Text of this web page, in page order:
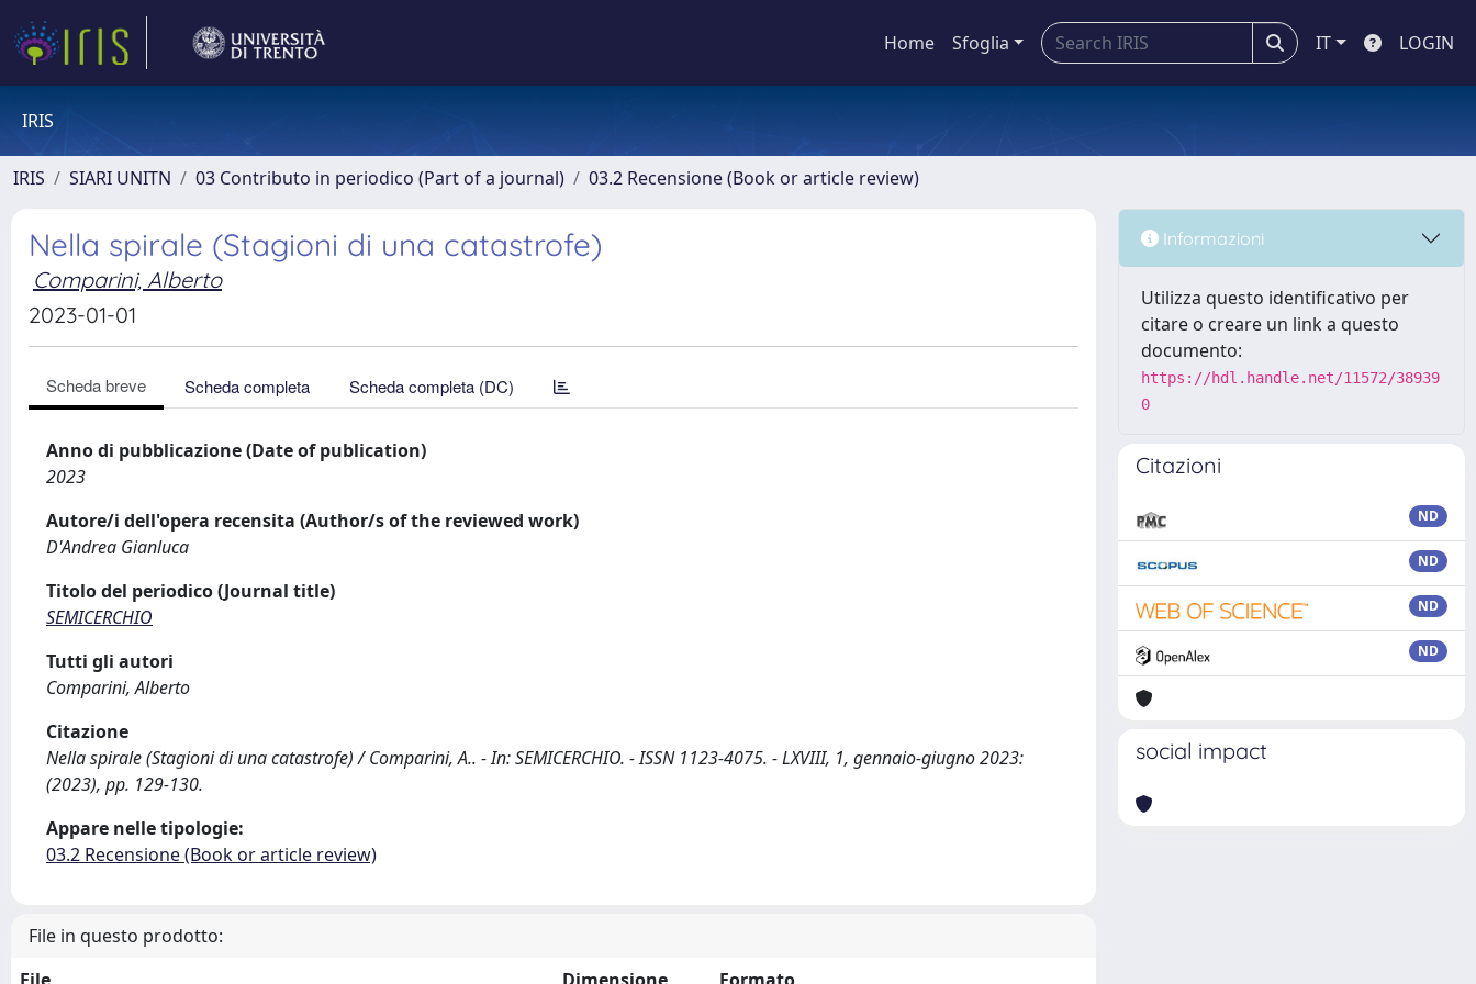
Home Sfoglia IT LOGIN
IRIS
IRIS SIARI UNITN 03 Contributo in periodico (Part of a journal) 03.2 Recensione (Book or article review)
Nella spirale (Stagioni di una catastrofe)
Comparini, Alberto
2023-01-01
Scheda breve Scheda completa Scheda completa (DC)
Anno di pubblicazione (Date of publication)
2023
Autore/i dell'opera recensita (Author/s of the reviewed work)
D'Andrea Gianluca
Titolo del periodico (Journal title)
SEMICERCHIO
Tutti gli autori
Comparini, Alberto
Citazione
Nella spirale (Stagioni di una catastrofe) / Comparini, A.. - In: SEMICERCHIO. - ISSN 1123-4075. - LXVIII, 1, gennaio-giugno 2023:
(2023), pp. 129-130.
Appare nelle tipologie:
03.2 Recensione (Book or article review)
File in questo prodotto:
Informazioni
Utilizza questo identificativo per
citare o creare un link a questo
documento:
https://hdl.handle.net/11572/38939
0
Citazioni
ND
ND
ND
ND
social impact